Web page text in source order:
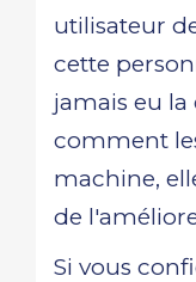
utilisateur
cette
jamais eu
comment
machine,
de
Si vous